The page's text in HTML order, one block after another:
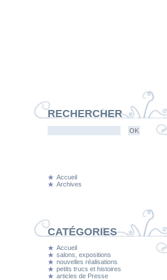
RECHERCHER
Accueil
Archives
CATÉGORIES
Accueil
salons, expositions
nouvelles réalisations
petits trucs et histoires
articles de Presse